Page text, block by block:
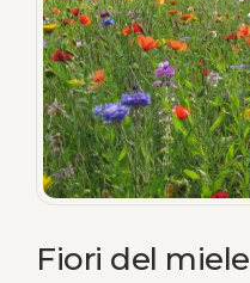
Fiori del miele